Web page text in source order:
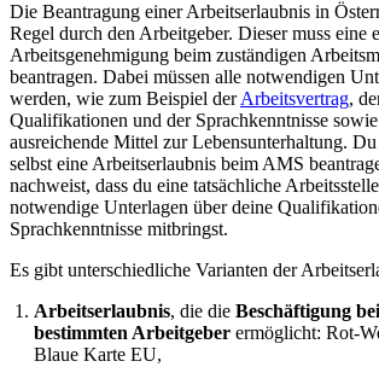
Die Beantragung einer Arbeitserlaubnis in
Regel durch den Arbeitgeber. Dieser muss eine
Arbeitsgenehmigung beim zuständigen
beantragen. Dabei müssen alle notwendigen
werden, wie zum Beispiel derArbeitsvertrag,
Qualifikationen und der Sprachkenntnisse
ausreichende Mittel zur Lebensunterhaltung. Du
selbst eine Arbeitserlaubnis beim AMS
nachweist, dass du eine tatsächliche
notwendige Unterlagen über deine
Sprachkenntnisse mitbringst.
Es gibt unterschiedliche Varianten der
Arbeitserlaubnis, die die Beschäftigung
bestimmten Arbeitgeber ermöglicht: Rot-
Blaue Karte EU,